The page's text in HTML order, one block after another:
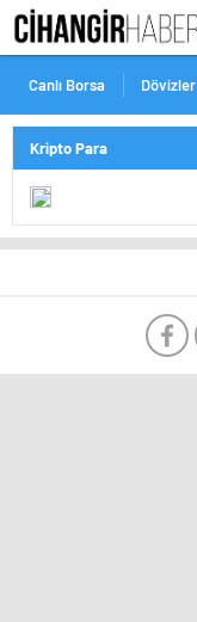
Canlı Borsa Dövizler
Kripto Para